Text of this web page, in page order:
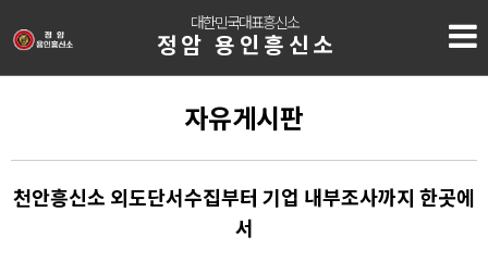
대한민국대표흥신소
정암 용인흥신소
자유게시판
천안흥신소 외도단서수집부터 기업 내부조사까지 한곳에
서